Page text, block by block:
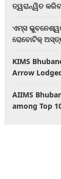
ତ୍ୱରାନ୍ୱିତ
ଏମ୍ସ
ରୋବୋଟିକ୍
KIMS
Arrow
AIIMS
among Top